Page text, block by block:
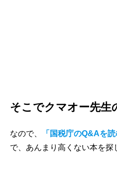
そこでクマオー先生
なので、
「国税庁のQ&Aを
で、あんまり高くない本を探